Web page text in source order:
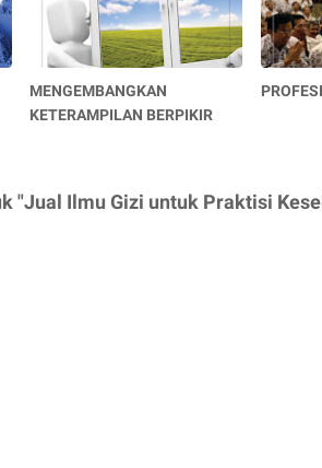
MENGEMBANGKAN
KETERAMPILAN BERPIKIR
"Jual Ilmu Gizi untuk Praktisi